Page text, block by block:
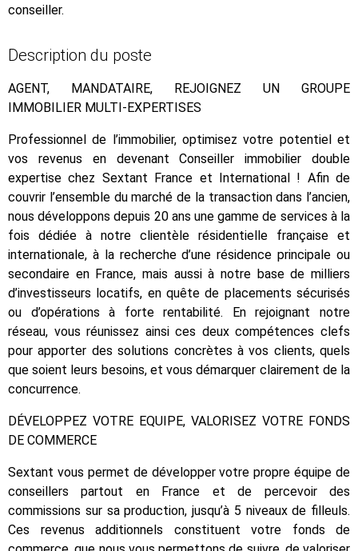
conseiller.
Description du poste
AGENT, MANDATAIRE, REJOIGNEZ UN GROUPE
IMMOBILIER MULTI-EXPERTISES
Professionnel de l’immobilier, optimisez votre potentiel et
vos revenus en devenant Conseiller immobilier double
expertise chez Sextant France et International ! Afin de
couvrir l’ensemble du marché de la transaction dans l’ancien,
nous développons depuis 20 ans une gamme de services à la
fois dédiée à notre clientèle résidentielle française et
internationale, à la recherche d’une résidence principale ou
secondaire en France, mais aussi à notre base de milliers
d’investisseurs locatifs, en quête de placements sécurisés
ou d’opérations à forte rentabilité. En rejoignant notre
réseau, vous réunissez ainsi ces deux compétences clefs
pour apporter des solutions concrètes à vos clients, quels
que soient leurs besoins, et vous démarquer clairement de la
concurrence.
DÉVELOPPEZ VOTRE EQUIPE, VALORISEZ VOTRE FONDS
DE COMMERCE
Sextant vous permet de développer votre propre équipe de
conseillers partout en France et de percevoir des
commissions sur sa production, jusqu’à 5 niveaux de filleuls.
Ces revenus additionnels constituent votre fonds de